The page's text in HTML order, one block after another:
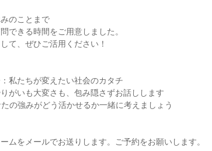
のことまで
できる時間をご用意しました。
て、ぜひご活用ください！
私たちが変えたい社会のカタチ
がいも大変さも、包み隠さずお話しします
の強みがどう活かせるか一緒に考えましょう
ムをメールでお送りします。ご予約をお願いします。